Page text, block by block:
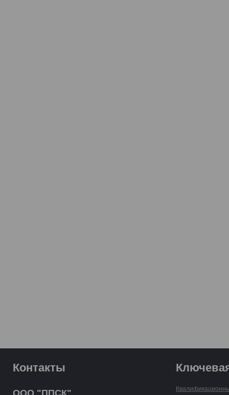
Контакты
ООО "ППСК"